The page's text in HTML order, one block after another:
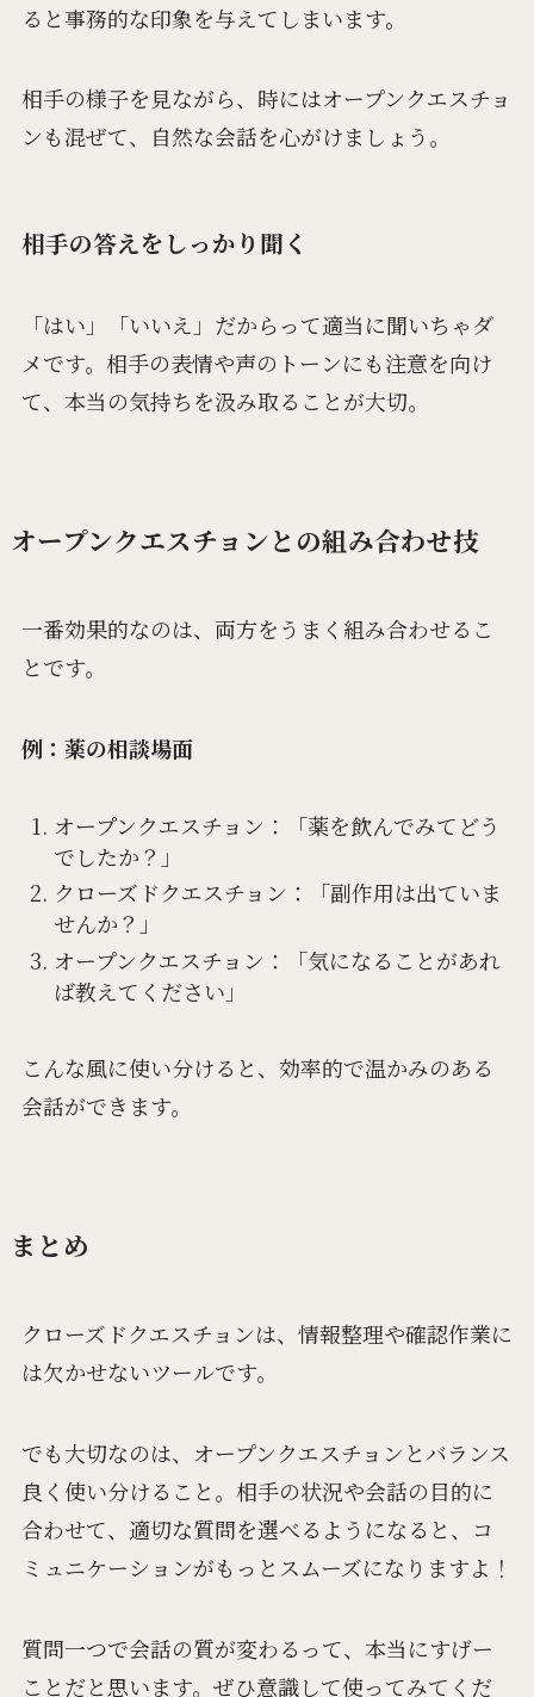
ると事務的な印象を与えてしまいます。
相手の様子を見ながら、時にはオープンクエスチョ
ンも混ぜて、自然な会話を心がけましょう。
相手の答えをしっかり聞く
「はい」「いいえ」だからって適当に聞いちゃダ
メです。相手の表情や声のトーンにも注意を向け
て、本当の気持ちを汲み取ることが大切。
オープンクエスチョンとの組み合わせ技
一番効果的なのは、両方をうまく組み合わせるこ
とです。
例：薬の相談場面
オープンクエスチョン：「薬を飲んでみてどう
でしたか？」
クローズドクエスチョン：「副作用は出ていま
せんか？」
オープンクエスチョン：「気になることがあれ
ば教えてください」
こんな風に使い分けると、効率的で温かみのある
会話ができます。
まとめ
クローズドクエスチョンは、情報整理や確認作業に
は欠かせないツールです。
でも大切なのは、オープンクエスチョンとバランス
良く使い分けること。相手の状況や会話の目的に
合わせて、適切な質問を選べるようになると、コ
ミュニケーションがもっとスムーズになりますよ！
質問一つで会話の質が変わるって、本当にすげー
ことだと思います。ぜひ意識して使ってみてくだ